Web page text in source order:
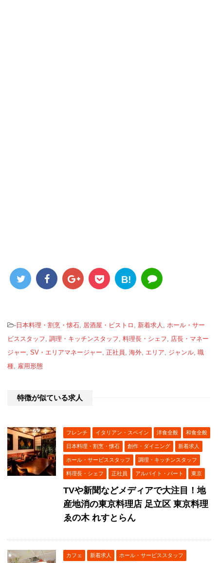
B!
- 日本料理・割烹・懐石, 居酒屋・ビストロ , 新着求人 , ホール・サー
ビススタッフ, 調理・キッチンスタッフ, 料理長・シェフ, 店長・マネー
ジャー, SV・エリアマネージャー, 正社員 , 海外, エリア, ジャンル, 職
種, 雇用形態
特徴が似ている求人
フレンチ イタリアン・スペイン 洋食全般 和食全般
日本料理・割烹・懐石 創作・ダイニング 新着求人
ホール・サービススタッフ 調理・キッチンスタッフ
料理長・シェフ 正社員 アルバイト・パート 東京
TVや新聞などメディアで大注目！地
産地消の東京料理店 足立区 東京料理
ゑの木 れすとらん
カフェ 新着求人 ホール・サービススタッフ